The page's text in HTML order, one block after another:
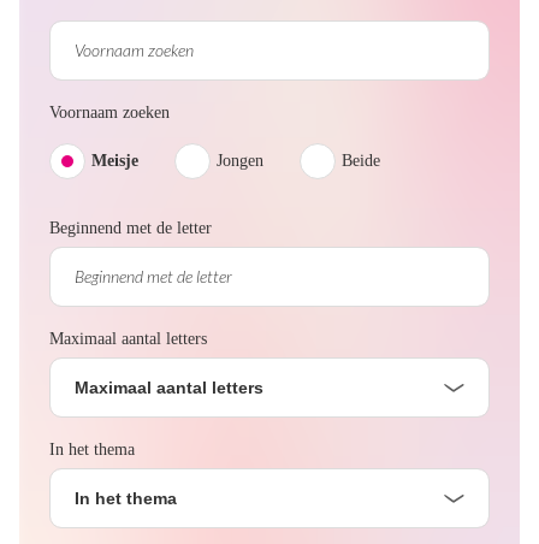
Voornaam zoeken
Meisje Jongen Beide
Beginnend met de letter
Maximaal aantal letters
Maximaal aantal letters
In het thema
In het thema